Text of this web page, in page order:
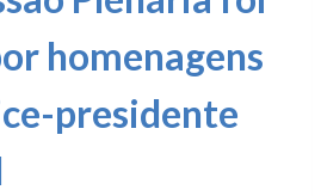
homenagens
presidente